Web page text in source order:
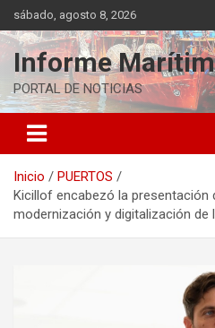
Saltar
al
contenido
sábado, agosto 8, 2026
Informe
PORTAL DE NOTICIAS
Inicio
PUERTOS
Kicillof encabezó la presentación
modernización y digitalización de